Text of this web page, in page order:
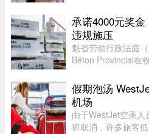
说，从6月15日那天
个小时，接美国大
承诺4000元奖
违规施压
魁省劳动行政法庭
Béton Provincial在
可获4000元”为条
庭指出，公司未告
假期泡汤
机场
由于WestJet空乘
班取消，许多旅客